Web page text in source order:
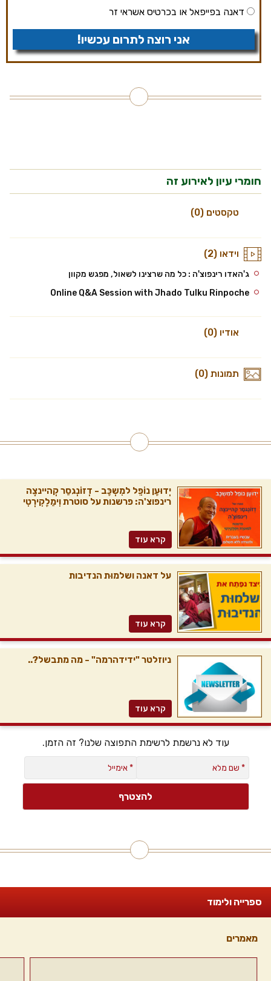
דאנה בפייפאל או בכרטיס אשראי זר
אני רוצה לתרום עכשיו!
חומרי עיון לאירוע זה
טקסטים (0)
וידאו (2)
ג'האדו רינפוצ'ה : כל מה שרצינו לשאול, מפגש מקוון
Online Q&A Session with Jhado Tulku Rinpoche
אודיו (0)
תמונות (0)
יְדוּעָן נוֹפֵל למִשְכָּב - דְזוֹנְגסַר קְהיינצֶה
רינפוצ'ה: פרשנות על סוטרת וִימַלָקִירְטִי
קרא עוד
על דאנה ושלמוּת הנדיבות
קרא עוד
ניוזלטר "ידידהרמה" - מה מתבשל?..
קרא עוד
עוד לא נרשמת לרשימת התפוצה שלנו? זה הזמן.
ספרייה ולימוד
מאמרים